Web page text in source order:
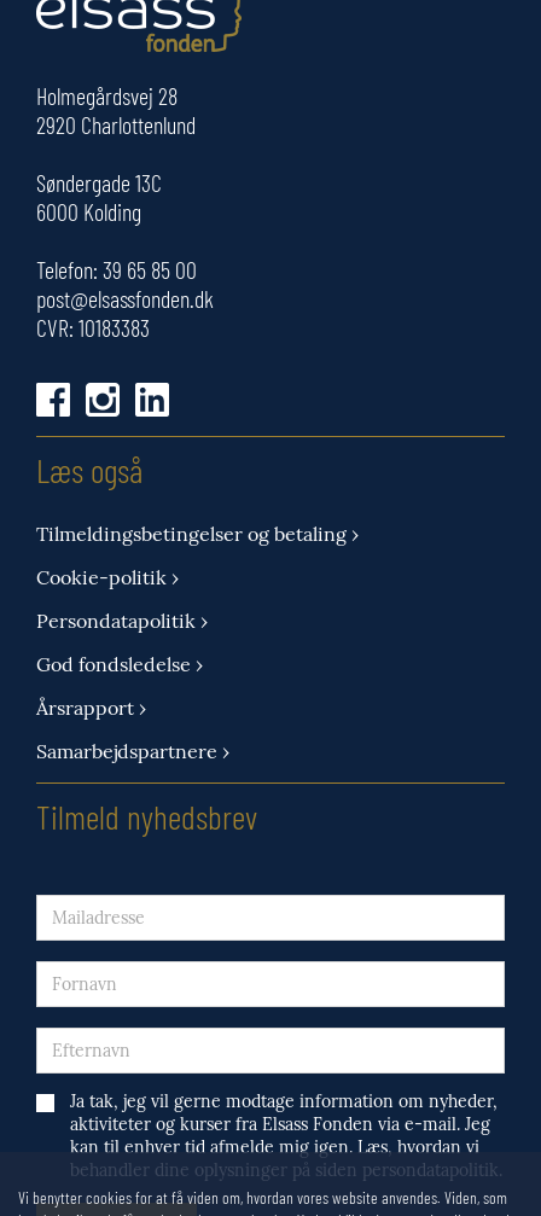
Holmegårdsvej 28
2920 Charlottenlund
Søndergade 13C
6000 Kolding
Telefon: 39 65 85 00
post@elsassfonden.dk
CVR: 10183383
Læs også
Tilmeldingsbetingelser og betaling ›
Cookie-politik ›
Persondatapolitik ›
God fondsledelse ›
Årsrapport ›
Samarbejdspartnere ›
Tilmeld nyhedsbrev
Ja tak, jeg vil gerne modtage information om nyheder,
aktiviteter og kurser fra Elsass Fonden via e-mail. Jeg
kan til enhver tid afmelde mig igen. Læs, hvordan vi
behandler dine oplysninger på siden persondatapolitik.
Vi benytter cookies for at få viden om, hvordan vores website anvendes. Viden, som